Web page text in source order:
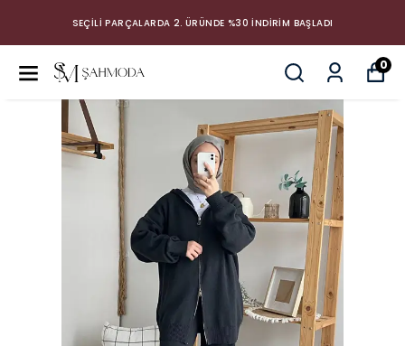
SEÇİLİ PARÇALARDA 2. ÜRÜNDE %30 İNDİRİM BAŞLADI
0